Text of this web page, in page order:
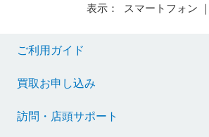
表示： スマートフォン ｜
ご利用ガイド
買取お申し込み
訪問・店頭サポート